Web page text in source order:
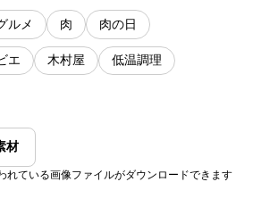
ルメ 肉 肉の日
エ 木村屋 低温調理
材
れている画像ファイルがダウンロードできます